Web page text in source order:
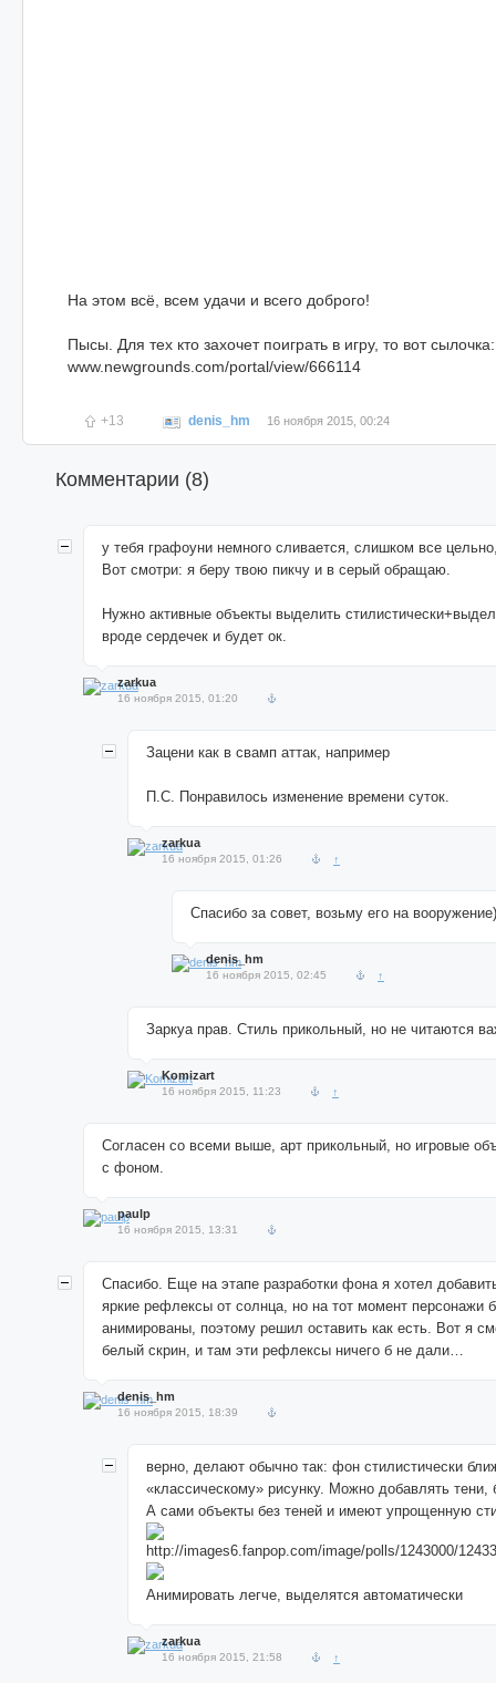
На этом всё, всем удачи и всего доброго!
Пысы. Для тех кто захочет поиграть в игру, то вот сылочка:
www.newgrounds.com/portal/view/666114
+13 denis_hm 16 ноября 2015, 00:24
Комментарии (8)
у тебя графоуни немного сливается, слишком все
Вот смотри: я беру твою пикчу и в серый обращаю.
Нужно активные объекты выделить
вроде сердечек и будет ок.
zarkua
16 ноября 2015, 01:20
Зацени как в свамп аттак, например
П.С. Понравилось изменение времени суток.
zarkua
16 ноября 2015, 01:26 ↑
Спасибо за совет, возьму его на вооружение)
denis_hm
16 ноября 2015, 02:45 ↑
Заркуа прав. Стиль прикольный, но не читаются
Komizart
16 ноября 2015, 11:23 ↑
Согласен со всеми выше, арт прикольный, но игровые
с фоном.
paulp
16 ноября 2015, 13:31
Спасибо. Еще на этапе разработки фона я хотел
яркие рефлексы от солнца, но на тот момент персонажи
анимированы, поэтому решил оставить как есть. Вот я
белый скрин, и там эти рефлексы ничего б не дали…
denis_hm
16 ноября 2015, 18:39
верно, делают обычно так: фон стилистически
«классическому» рисунку. Можно добавлять тени,
А сами объекты без теней и имеют упрощенную
Анимировать легче, выделятся автоматически
zarkua
16 ноября 2015, 21:58 ↑